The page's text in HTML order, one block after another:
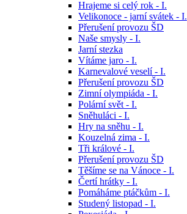
Hrajeme si celý rok - I.
Velikonoce - jarní svátek - I.
Přerušení provozu ŠD
Naše smysly - I.
Jarní stezka
Vítáme jaro - I.
Karnevalové veselí - I.
Přerušení provozu ŠD
Zimní olympiáda - I.
Polární svět - I.
Sněhuláci - I.
Hry na sněhu - I.
Kouzelná zima - I.
Tři králové - I.
Přerušení provozu ŠD
Těšíme se na Vánoce - I.
Čertí hrátky - I.
Pomáháme ptáčkům - I.
Studený listopad - I.